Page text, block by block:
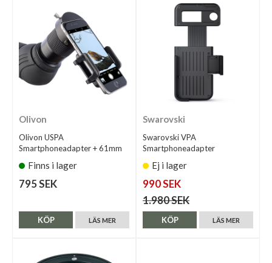
Olivon
Olivon USPA
Smartphoneadapter + 61mm
Finns i lager
795 SEK
LÄS MER
KÖP
Swarovski
Swarovski VPA
Smartphoneadapter
Ej i lager
990 SEK
1.980 SEK
LÄS MER
KÖP